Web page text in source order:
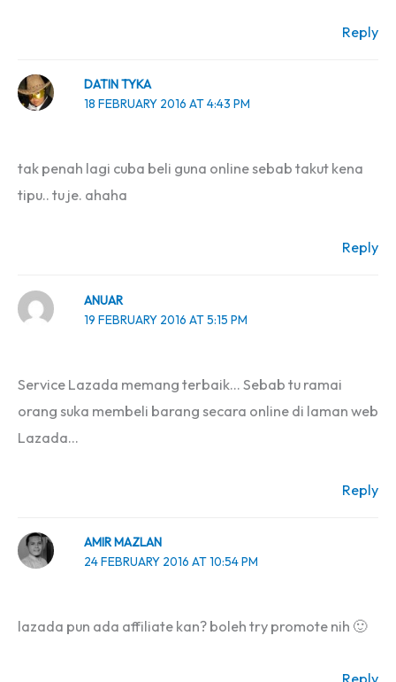
Reply
DATIN TYKA
18 FEBRUARY 2016 AT 4:43 PM
tak penah lagi cuba beli guna online sebab takut kena
tipu.. tu je. ahaha
Reply
ANUAR
19 FEBRUARY 2016 AT 5:15 PM
Service Lazada memang terbaik… Sebab tu ramai
orang suka membeli barang secara online di laman web
Lazada…
Reply
AMIR MAZLAN
24 FEBRUARY 2016 AT 10:54 PM
lazada pun ada affiliate kan? boleh try promote nih 🙂
Reply